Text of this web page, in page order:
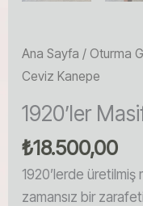
Ana Sayfa / Oturma
Ceviz Kanepe
1920’ler
₺18.500,00
1920’lerde
zamansız bir zarafeti